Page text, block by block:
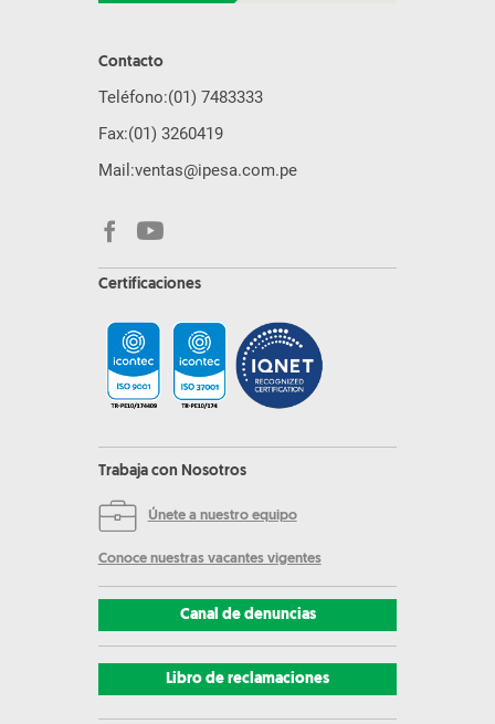
Contacto
Teléfono:(01) 7483333
Fax:(01) 3260419
Mail:ventas@ipesa.com.pe
Certificaciones
Trabaja con Nosotros
Únete a nuestro equipo
Conoce nuestras vacantes vigentes
Canal de denuncias
Libro de reclamaciones